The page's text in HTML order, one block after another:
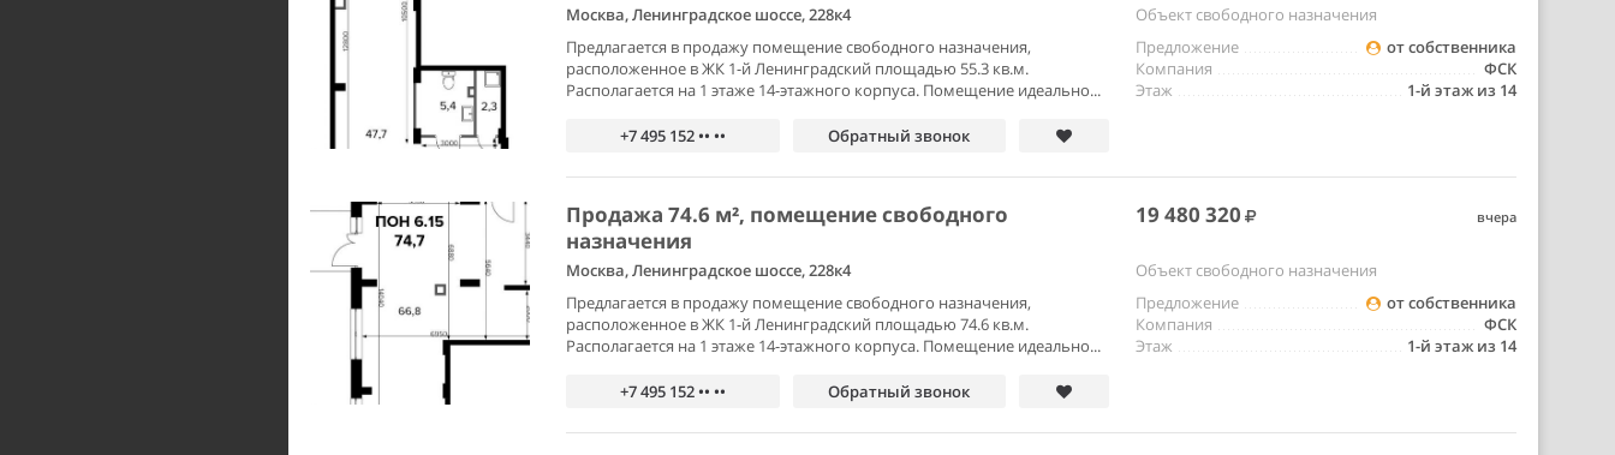
Москва, Ленинградское шоссе, 228к4
Объект свободного назначения
Предлагается в продажу помещение свободного назначения,
расположенное в ЖК 1-й Ленинградский площадью 55.3 кв.м.
Располагается на 1 этаже 14-этажного корпуса. Помещение идеально...
от собственника
Предложение
ФСК
Компания
1-й этаж из 14
Этаж
+7 495 152 •• •• Обратный звонок
Продажа 74.6 м², помещение свободного
назначения
19 480 320 вчера
Москва, Ленинградское шоссе, 228к4
Объект свободного назначения
Предлагается в продажу помещение свободного назначения,
расположенное в ЖК 1-й Ленинградский площадью 74.6 кв.м.
Располагается на 1 этаже 14-этажного корпуса. Помещение идеально...
от собственника
Предложение
ФСК
Компания
1-й этаж из 14
Этаж
+7 495 152 •• •• Обратный звонок